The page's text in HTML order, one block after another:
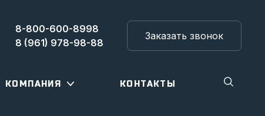
8-800-600-8998
8 (961) 978-98-88
Заказать звонок
КОМПАНИЯ КОНТАКТЫ